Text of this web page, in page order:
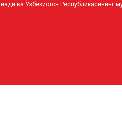
ва Ўзбекистон Республикасининг